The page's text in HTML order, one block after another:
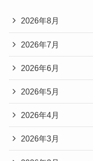
2026年8月
2026年7月
2026年6月
2026年5月
2026年4月
2026年3月